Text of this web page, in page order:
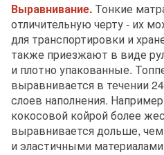
Выравнивание. Тонкие
отличительную черту - их
для транспортировки и
также приезжают в виде
и плотно упакованные.
выравнивается в течении
слоев наполнения.
кокосовой койрой более
выравнивается дольше,
и эластичными